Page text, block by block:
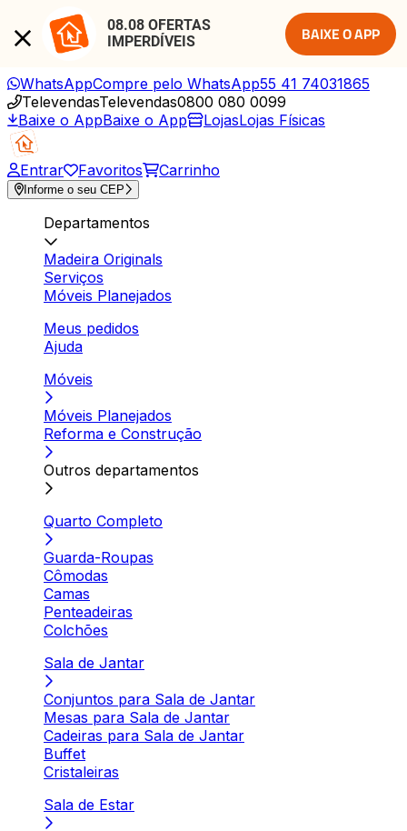
08.08 OFERTAS
IMPERDÍVEIS
BAIXE O APP
WhatsAppCompre pelo WhatsApp55 41 74031865
TelevendasTelevendas0800 080 0099
Baixe o AppBaixe o App LojasLojas Físicas
Entrar Favoritos Carrinho
Informe o seu CEP
Departamentos
Madeira Originals
Serviços
Móveis Planejados
Meus pedidos
Ajuda
Móveis
Móveis Planejados
Reforma e Construção
Outros departamentos
Quarto Completo
Guarda-Roupas
Cômodas
Camas
Penteadeiras
Colchões
Sala de Jantar
Conjuntos para Sala de Jantar
Mesas para Sala de Jantar
Cadeiras para Sala de Jantar
Buffet
Cristaleiras
Sala de Estar